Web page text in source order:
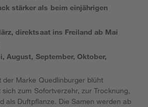
stärker als beim einjährigen
direktsaat ins Freiland ab Mai
August, September, Oktober,
der Marke Quedlinburger blüht
zum Sofortverzehr, zur Trocknung,
als Duftpflanze. Die Samen werden ab